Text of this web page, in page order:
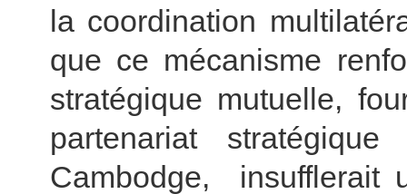
la coordination
que ce mécanisme
stratégique mutuelle,
partenariat
Cambodge,